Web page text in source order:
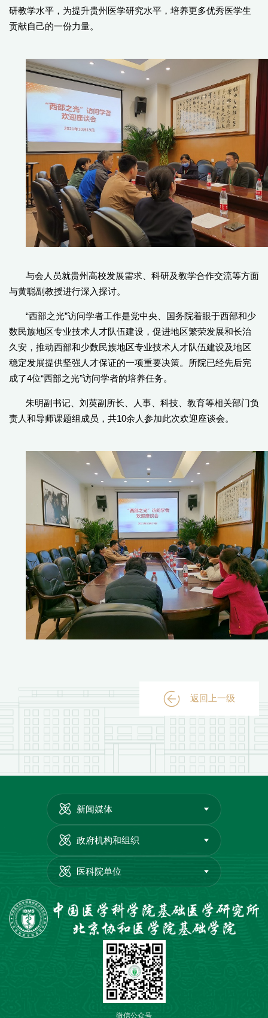
研教学水平，为提升贵州医学研究水平，培养更多优秀医学生
贡献自己的一份力量。
与会人员就贵州高校发展需求、科研及教学合作交流等方面
与黄聪副教授进行深入探讨。
“西部之光”访问学者工作是党中央、国务院着眼于西部和少
数民族地区专业技术人才队伍建设，促进地区繁荣发展和长治
久安，推动西部和少数民族地区专业技术人才队伍建设及地区
稳定发展提供坚强人才保证的一项重要决策。所院已经先后完
成了4位“西部之光”访问学者的培养任务。
朱明副书记、刘英副所长、人事、科技、教育等相关部门负
责人和导师课题组成员，共10余人参加此次欢迎座谈会。
返回上一级
新闻媒体
政府机构和组织
医科院单位
微信公众号